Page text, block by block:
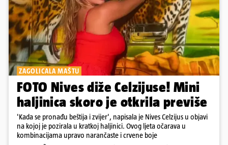
ZAGOLICALA MAŠTU
FOTO Nives diže Celzijuse! Mini
haljinica skoro je otkrila previše
'Kada se pronađu beštija i zvijer', napisala je Nives Celzijus u objavi
na kojoj je pozirala u kratkoj haljinici. Ovog ljeta očarava u
kombinacijama upravo narančaste i crvene boje